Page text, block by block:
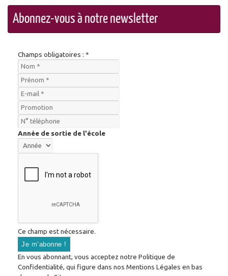
Abonnez-vous à notre newsletter
Champs obligatoires : *
Année de sortie de l'école
Ce champ est nécessaire.
En vous abonnant, vous acceptez notre Politique de
Confidentialité, qui figure dans nos Mentions Légales en bas